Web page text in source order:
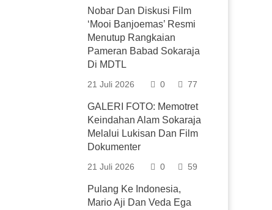
Nobar Dan Diskusi Film
‘Mooi Banjoemas’ Resmi
Menutup Rangkaian
Pameran Babad Sokaraja
Di MDTL
21 Juli 2026 0 77
GALERI FOTO: Memotret
Keindahan Alam Sokaraja
Melalui Lukisan Dan Film
Dokumenter
21 Juli 2026 0 59
Pulang Ke Indonesia,
Mario Aji Dan Veda Ega